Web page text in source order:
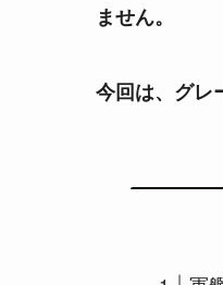
ません。
今回は、グレ